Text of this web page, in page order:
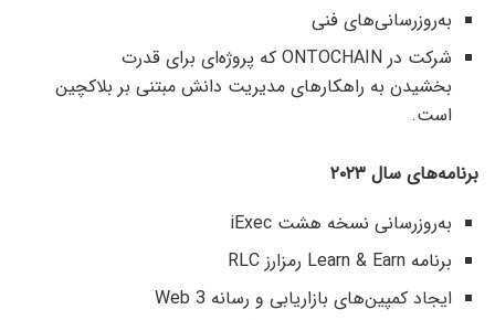
به‌روزرسانی‌های فنی
شرکت در ONTOCHAIN که پروژه‌ای برای قدرت
بخشیدن به راهکارهای مدیریت دانش مبتنی بر بلاکچین
است.
برنامه‌های سال ۲۰۲۳
به‌روزرسانی نسخه هشت iExec
برنامه Learn & Earn رمزارز RLC
ایجاد کمپین‌های بازاریابی و رسانه Web 3